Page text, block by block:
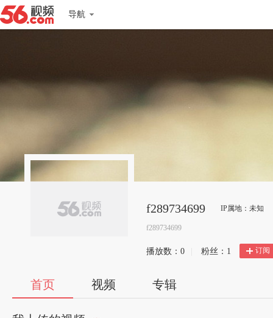
导航
f289734699 IP属地：未知
f289734699
播放数： 0 粉丝： 1 订阅
首页 视频 专辑